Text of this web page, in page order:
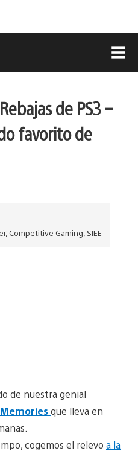
de PS3 –
favorito de
Competitive Gaming, SIEE
de nuestra genial
que lleva en
cogemos el relevo a la